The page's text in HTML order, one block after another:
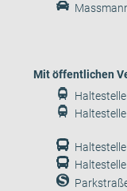
Mit öffentlichen